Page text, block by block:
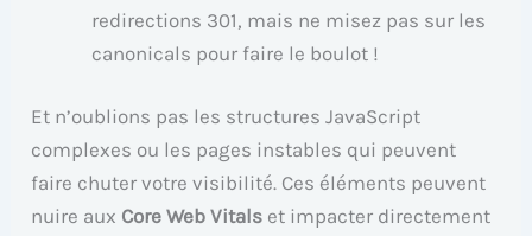
redirections 301, mais ne misez pas sur les
canonicals pour faire le boulot !
Et n’oublions pas les structures JavaScript
complexes ou les pages instables qui peuvent
faire chuter votre visibilité. Ces éléments peuvent
nuire aux Core Web Vitals et impacter directement